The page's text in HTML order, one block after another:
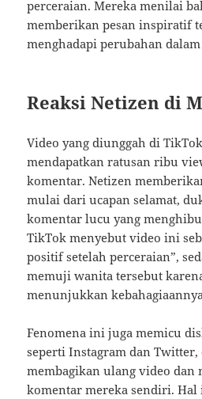
perceraian. Mereka menilai
memberikan pesan inspiratif
menghadapi perubahan
Reaksi Netizen di
Video yang diunggah di
mendapatkan ratusan ribu
komentar. Netizen
mulai dari ucapan selamat,
komentar lucu yang
TikTok menyebut video ini
positif setelah perceraian”,
memuji wanita tersebut
menunjukkan
Fenomena ini juga memicu
seperti Instagram dan Twitter,
membagikan ulang video dan
komentar mereka sendiri.